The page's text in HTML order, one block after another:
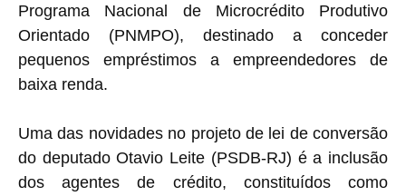
Programa Nacional de Microcrédito Produtivo
Orientado (PNMPO), destinado a conceder
pequenos empréstimos a empreendedores de
baixa renda.
Uma das novidades no projeto de lei de conversão
do deputado Otavio Leite (PSDB-RJ) é a inclusão
dos agentes de crédito, constituídos como